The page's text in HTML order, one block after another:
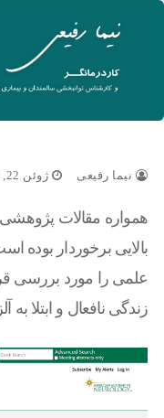
نیما رفیعی ژوئن 22, 2022
همواره مقالات پژوهشی
بالایی برخوردار بوده
علمی را مورد بررسی
زندگی نافعال و ابتلا به